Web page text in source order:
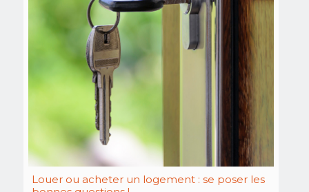
Louer ou acheter un logement : se poser les